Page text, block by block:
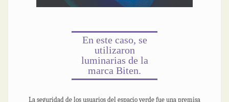
En este caso, se
utilizaron
luminarias de la
marca Biten.
La seguridad de los usuarios del espacio verde fue una premisa